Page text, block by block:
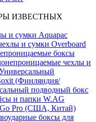
ИЗВЕСТНЫХ
и сумки Aquapac
и сумки Overboard
боксы
чехлы и
(Финляндия/
подводный бокс
и папки W.AG
Go Pro (США, Китай)
боксы для